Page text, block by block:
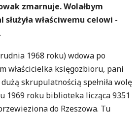
zmarnuje. Wolałbym
właściwemu celowi -
.
1968 roku) wdowa po
właścicielka księgozbioru, pani
skrupulatnością spełniła wolę
1969 roku biblioteka licząca 9351
do Rzeszowa. Tu